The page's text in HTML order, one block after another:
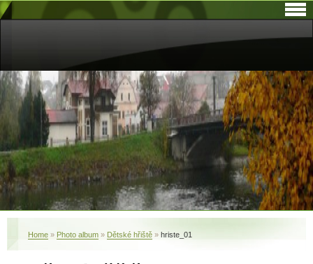
Home » Photo album » Dětské hřiště » hriste_01